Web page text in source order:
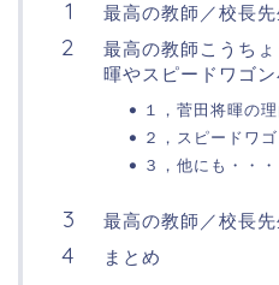
最高の教師／校長
最高の教師こうち
暉やスピードワゴ
１，菅田将暉の
２，スピードワ
３，他にも・・・
最高の教師／校長
まとめ